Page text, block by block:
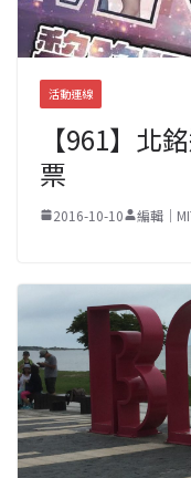
活動連線
【961】北
票
2016-10-10 編輯｜